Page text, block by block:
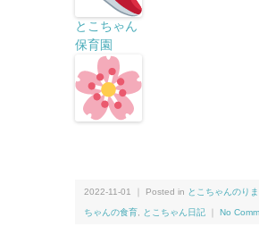
とこちゃん
保育園
2022-11-01 ｜ Posted in とこちゃんのり
ちゃんの食育 とこちゃん日記 No